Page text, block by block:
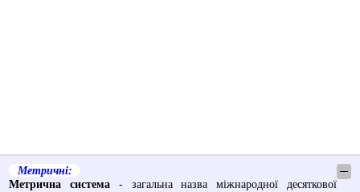
Метричні:
─
Метрична система - загальна назва міжнародної десяткової